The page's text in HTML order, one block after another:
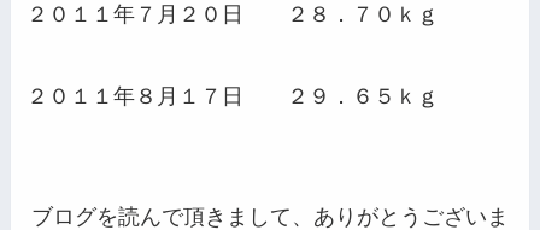
２０１１年７月２０日 ２８．７０ｋｇ
２０１１年８月１７日 ２９．６５ｋｇ
ブログを読んで頂きまして、ありがとうございま